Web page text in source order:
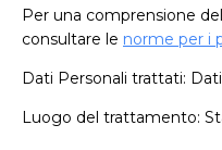
Per una comprensione
consultare le norme per i
Dati Personali trattati:
Luogo del trattamento: